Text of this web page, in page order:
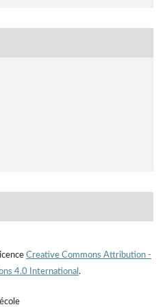
Creative Commons Attribution -
4.0 International .